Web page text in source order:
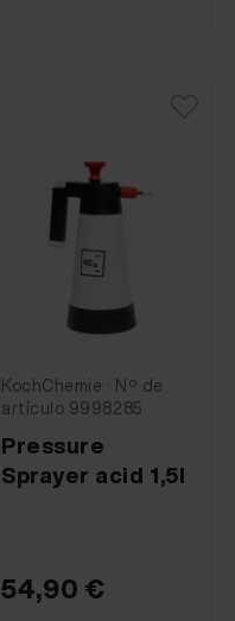
KochChemie · Nº de
artículo 9998285
Pressure
Sprayer acid 1,5l
54,90 €